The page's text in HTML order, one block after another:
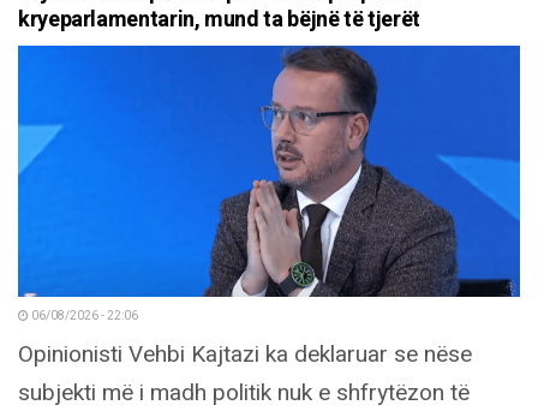
kryeparlamentarin, mund ta bëjnë të tjerët
06/08/2026 - 22:06
Opinionisti Vehbi Kajtazi ka deklaruar se nëse
subjekti më i madh politik nuk e shfrytëzon të